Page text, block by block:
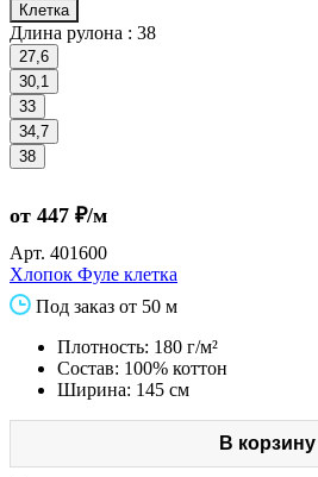
Клетка
Длина рулона : 38
27,6
30,1
33
34,7
38
от 447 ₽/м
Арт. 401600
Хлопок Фуле клетка
Под заказ от 50 м
Плотность: 180 г/м²
Состав: 100% коттон
Ширина: 145 см
В корзину